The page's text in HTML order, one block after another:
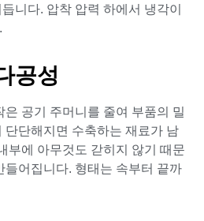
니다. 압착 압력 하에서 냉각이
공성
공기 주머니를 줄여 부품의 밀
단단해지면 수축하는 재료가 남
부에 아무것도 갇히지 않기 때문
들어집니다. 형태는 속부터 끝까